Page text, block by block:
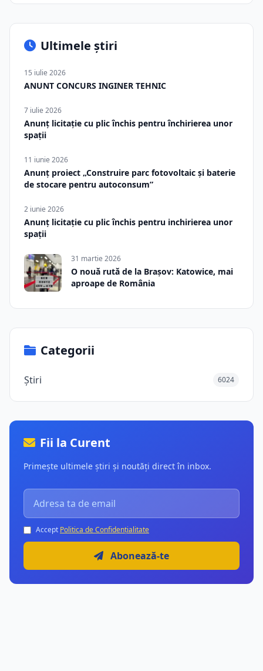
Ultimele știri
15 iulie 2026
ANUNT CONCURS INGINER TEHNIC
7 iulie 2026
Anunț licitație cu plic închis pentru închirierea unor
spații
11 iunie 2026
Anunț proiect „Construire parc fotovoltaic și baterie
de stocare pentru autoconsum”
2 iunie 2026
Anunț licitație cu plic închis pentru inchirierea unor
spații
31 martie 2026
O nouă rută de la Brașov: Katowice, mai
aproape de România
Categorii
Știri 6024
Fii la Curent
Primește ultimele știri și noutăți direct în inbox.
Accept Politica de Confidențialitate
Abonează-te